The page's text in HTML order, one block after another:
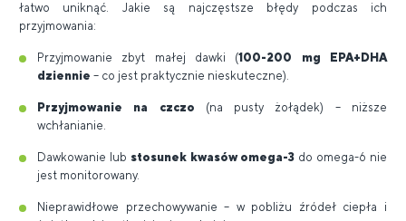
łatwo uniknąć. Jakie są najczęstsze błędy podczas ich
przyjmowania:
Przyjmowanie zbyt małej dawki (100-200 mg EPA+DHA
dziennie – co jest praktycznie nieskuteczne).
Przyjmowanie na czczo (na pusty żołądek) – niższe
wchłanianie.
Dawkowanie lub stosunek kwasów omega-3 do omega-6 nie
jest monitorowany.
Nieprawidłowe przechowywanie – w pobliżu źródeł ciepła i